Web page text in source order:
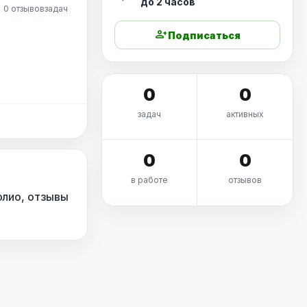
0 отзывовзадач
отзывы
person_addПодписаться
0
задач
0
активных
0
в работе
0
отзывов